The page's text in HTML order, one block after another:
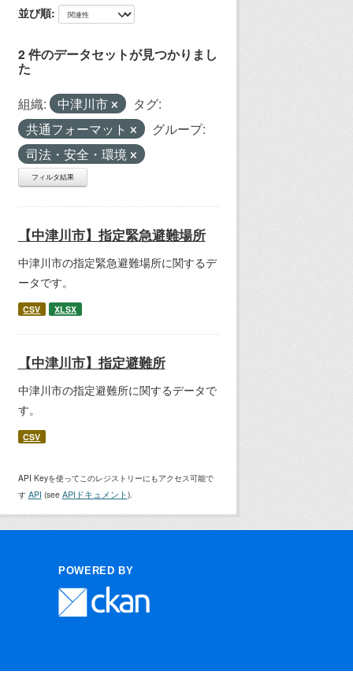
並び順
2 件のデータセットが見つかりまし
た
組織: 中津川市
タグ:
共通フォーマット
グループ:
司法・安全・環境
フィルタ結果
【中津川市】指定緊急避難場所
中津川市の指定緊急避難場所に関するデ
ータです。
CSV XLSX
【中津川市】指定避難所
中津川市の指定避難所に関するデータで
す。
CSV
API Keyを使ってこのレジストリーにもアクセス可能で
す API (see APIドキュメント).
POWERED BY